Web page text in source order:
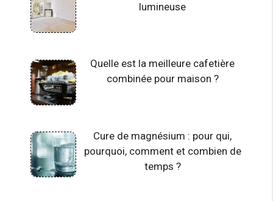
lumineuse
Quelle est la meilleure cafetière
combinée pour maison ?
Cure de magnésium : pour qui,
pourquoi, comment et combien de
temps ?